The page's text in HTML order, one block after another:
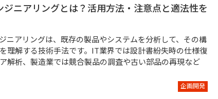
ジニアリングとは？活用方法・注意点と適法性を
ニアリングは、既存の製品やシステムを分析して、その構
理解する技術手法です。IT業界では設計書紛失時の仕様復
解析、製造業では競合製品の調査や古い部品の再現など
企画開発